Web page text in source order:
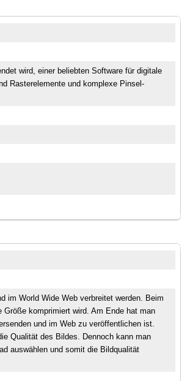
wird, einer beliebten Software für digitale
Rasterelemente und komplexe Pinsel-
im World Wide Web verbreitet werden. Beim
komprimiert wird. Am Ende hat man
und im Web zu veröffentlichen ist.
Qualität des Bildes. Dennoch kann man
auswählen und somit die Bildqualität